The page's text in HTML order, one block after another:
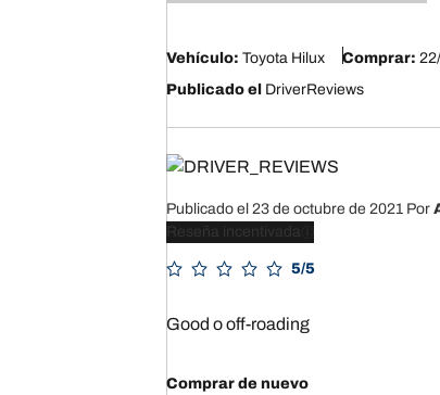
5
Vehículo: Toyota Hilux Comprar:
Publicado el DriverReviews
Publicado el 23 de octubre de 2021 Por
Reseña incentivada
5/5
Good o off-roading
Comprar de nuevo